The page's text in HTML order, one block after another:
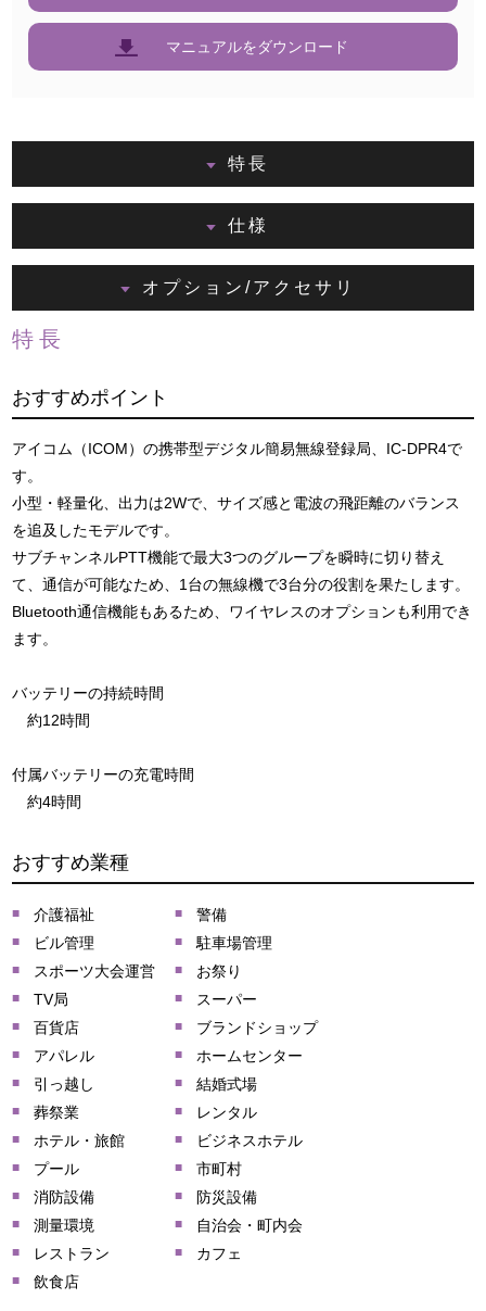
マニュアルをダウンロード
特長
仕様
オプション/アクセサリ
特長
おすすめポイント
アイコム（ICOM）の携帯型デジタル簡易無線登録局、IC-DPR4で
す。
小型・軽量化、出力は2Wで、サイズ感と電波の飛距離のバランス
を追及したモデルです。
サブチャンネルPTT機能で最大3つのグループを瞬時に切り替え
て、通信が可能なため、1台の無線機で3台分の役割を果たします。
Bluetooth通信機能もあるため、ワイヤレスのオプションも利用でき
ます。
バッテリーの持続時間
約12時間
付属バッテリーの充電時間
約4時間
おすすめ業種
介護福祉
警備
ビル管理
駐車場管理
スポーツ大会運営
お祭り
TV局
スーパー
百貨店
ブランドショップ
アパレル
ホームセンター
引っ越し
結婚式場
葬祭業
レンタル
ホテル・旅館
ビジネスホテル
プール
市町村
消防設備
防災設備
測量環境
自治会・町内会
レストラン
カフェ
飲食店